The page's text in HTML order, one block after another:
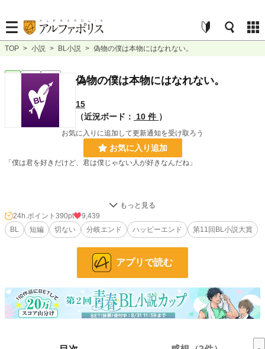
TOP > 小説 > BL小説 > 偽物の僕は本物にはなれない。
完結 短編 偽物の僕は本物にはなれない。
15
（近況ボード：
10 件 ）
お気に入りに追加して更新通知を受け取ろう
お気に入り追加
「僕は君を好きだけど、君は僕じゃない人が好きなんだね」
ネガティブ主人公。最後は分岐ルート有りのハピエン。
小説 3,668 位 / 228,979 件
723 位 / 31,480 件
24h.ポイント 390 pt
文字数 18,708
24h.ポイント 390pt
9,439
BL
短編 切ない 分岐エンド ハッピーエンド 第11回BL小説大賞
アプリで読む